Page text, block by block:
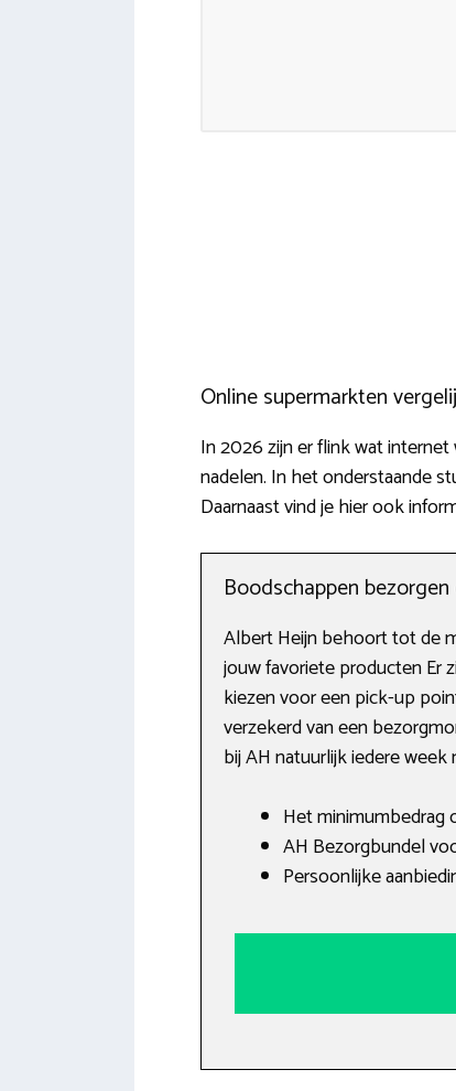
Online supermarkten
In 2026 zijn er flink wat
nadelen. In het onderstaande
Daarnaast vind je hier ook
Boodschappen
Albert Heijn behoort tot de
jouw favoriete producten Er
kiezen voor een pick-up
verzekerd van een
bij AH natuurlijk iedere
Het minimumbedrag
AH Bezorgbundel
Persoonlijke